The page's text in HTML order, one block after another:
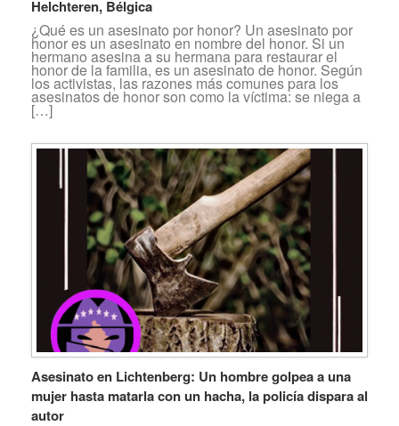
Helchteren, Bélgica
¿Qué es un asesinato por honor? Un asesinato por
honor es un asesinato en nombre del honor. Si un
hermano asesina a su hermana para restaurar el
honor de la familia, es un asesinato de honor. Según
los activistas, las razones más comunes para los
asesinatos de honor son como la víctima: se niega a
[…]
Asesinato en Lichtenberg: Un hombre golpea a una
mujer hasta matarla con un hacha, la policía dispara al
autor